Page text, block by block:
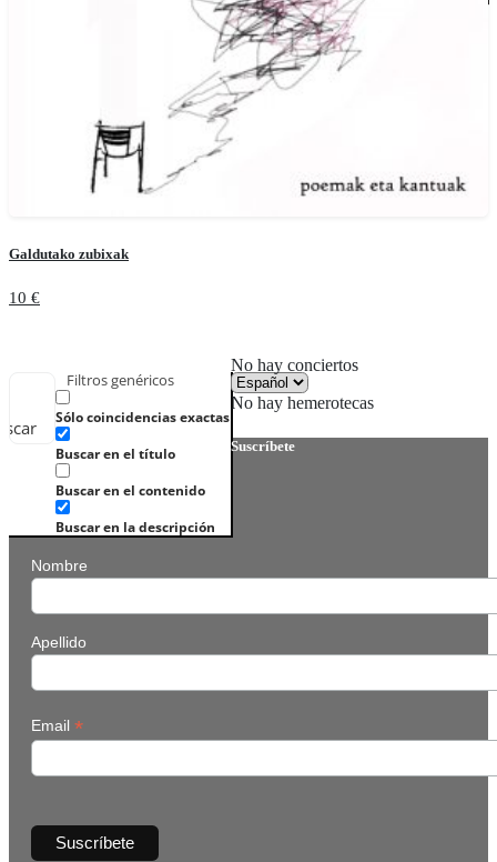
Filtros genéricos
Sólo coincidencias exactas
Buscar en el título
Buscar en el contenido
Buscar en la descripción
Galdutako zubixak
10 €
No hay conciertos
No hay hemerotecas
Suscríbete
Nombre
Apellido
Email *